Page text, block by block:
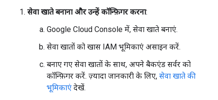
सेवा खाते बनाना और उन्हें कॉन्फ़िगर करना:
Google Cloud Console में, सेवा खाते बनाएं.
सेवा खातों को खास IAM भूमिकाएं असाइन करें.
बनाए गए सेवा खातों के साथ, अपने बैकएंड सर्वर को
कॉन्फ़िगर करें. ज़्यादा जानकारी के लिए, सेवा खाते की
भूमिकाएं देखें.